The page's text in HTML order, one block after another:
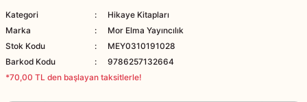
Kategori
Hikaye Kitapları
Marka
Mor Elma Yayıncılık
Stok Kodu
MEY0310191028
Barkod Kodu
9786257132664
*70,00 TL den başlayan taksitlerle!